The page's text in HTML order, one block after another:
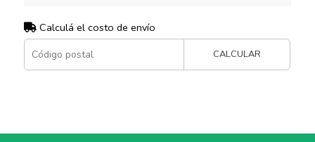
Calculá el costo de envío
CALCULAR